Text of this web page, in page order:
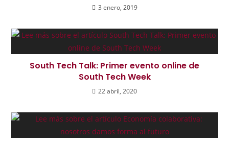
3 enero, 2019
South Tech Talk: Primer evento online de
South Tech Week
22 abril, 2020